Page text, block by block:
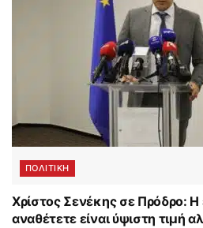
ΠΟΛΙΤΙΚΗ
Χρίστος Σενέκης σε Πρόδρο:
αναθέτετε είναι ύψιστη τιμή